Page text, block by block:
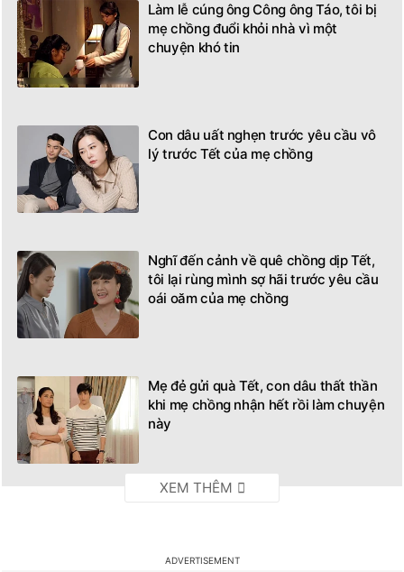
Làm lễ cúng ông Công ông Táo, tôi bị
mẹ chồng đuổi khỏi nhà vì một
chuyện khó tin
Con dâu uất nghẹn trước yêu cầu vô
lý trước Tết của mẹ chồng
Nghĩ đến cảnh về quê chồng dịp Tết,
tôi lại rùng mình sợ hãi trước yêu cầu
oái oăm của mẹ chồng
Mẹ đẻ gửi quà Tết, con dâu thất thần
khi mẹ chồng nhận hết rồi làm chuyện
này